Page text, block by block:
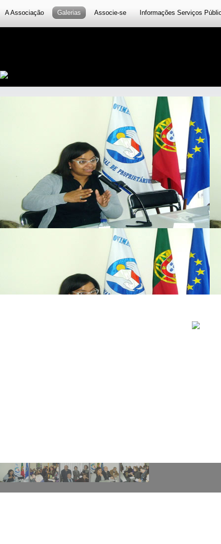
A Associação Galerias Associe-se Informações Serviços